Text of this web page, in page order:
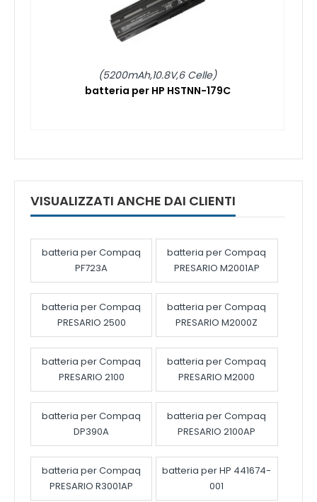
(5200mAh,10.8V,6 Celle)
batteria per HP HSTNN-179C
VISUALIZZATI ANCHE DAI CLIENTI
batteria per Compaq
PF723A
batteria per Compaq
PRESARIO M2001AP
batteria per Compaq
PRESARIO 2500
batteria per Compaq
PRESARIO M2000Z
batteria per Compaq
PRESARIO 2100
batteria per Compaq
PRESARIO M2000
batteria per Compaq
DP390A
batteria per Compaq
PRESARIO 2100AP
batteria per Compaq
PRESARIO R3001AP
batteria per HP 441674-
001